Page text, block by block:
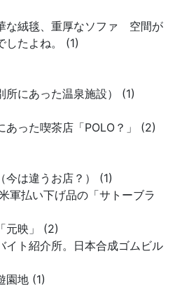
な絨毯、重厚なソファ 空間が
したよね。 (1)
所にあった温泉施設） (1)
あった喫茶店「POLO？」 (2)
今は違うお店？） (1)
軍払い下げ品の「サトーブラ
元映」 (2)
イト紹介所。日本合成ゴムビル
園地 (1)